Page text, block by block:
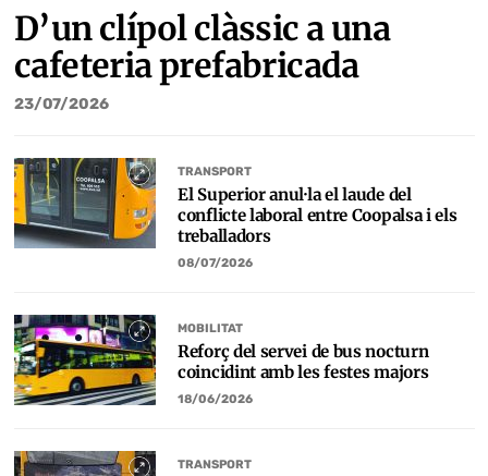
D’un clípol clàssic a una
cafeteria prefabricada
23/07/2026
TRANSPORT
El Superior anul·la el laude del
conflicte laboral entre Coopalsa i els
treballadors
08/07/2026
MOBILITAT
Reforç del servei de bus nocturn
coincidint amb les festes majors
18/06/2026
TRANSPORT